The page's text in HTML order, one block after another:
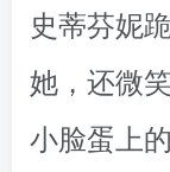
史蒂芬妮
她，还微
小脸蛋上